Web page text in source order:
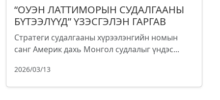
“ОУЭН ЛАТТИМОРЫН СУДАЛГААНЫ
БҮТЭЭЛҮҮД” ҮЗЭСГЭЛЭН ГАРГАВ
Стратеги судалгааны хүрээлэнгийн номын
санг Америк дахь Монгол судлалыг үндэс...
2026/03/13